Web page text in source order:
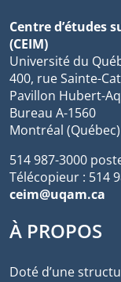
Centre d’études
(CEIM)
Université du
400, rue Sainte-
Pavillon Hubert-
Bureau A-1560
Montréal
514 987-3000
Télécopieur : 514
ceim@uqam.ca
À PROPOS
Doté d’une